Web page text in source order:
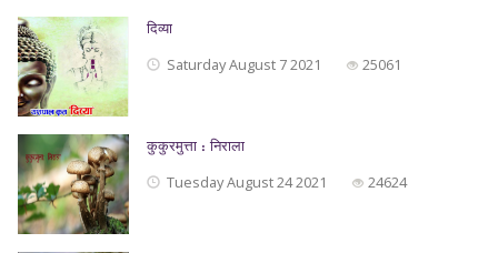
दिव्या
Saturday August 7 2021 25061
कुकुरमुत्ता : निराला
Tuesday August 24 2021 24624